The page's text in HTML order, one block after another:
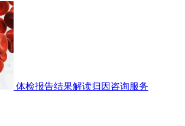
体检报告结果解读归因咨询服务